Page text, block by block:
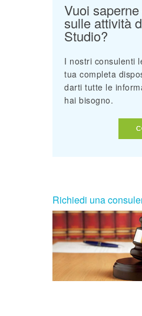
Vuoi
sulle attività
Studio?
I nostri consulenti
tua completa
darti tutte le
hai bisogno.
Richiedi una